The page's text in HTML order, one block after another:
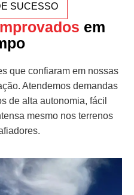
SUCESSO
em
que confiaram em nossas
Atendemos demandas
de alta autonomia, fácil
mesmo nos terrenos